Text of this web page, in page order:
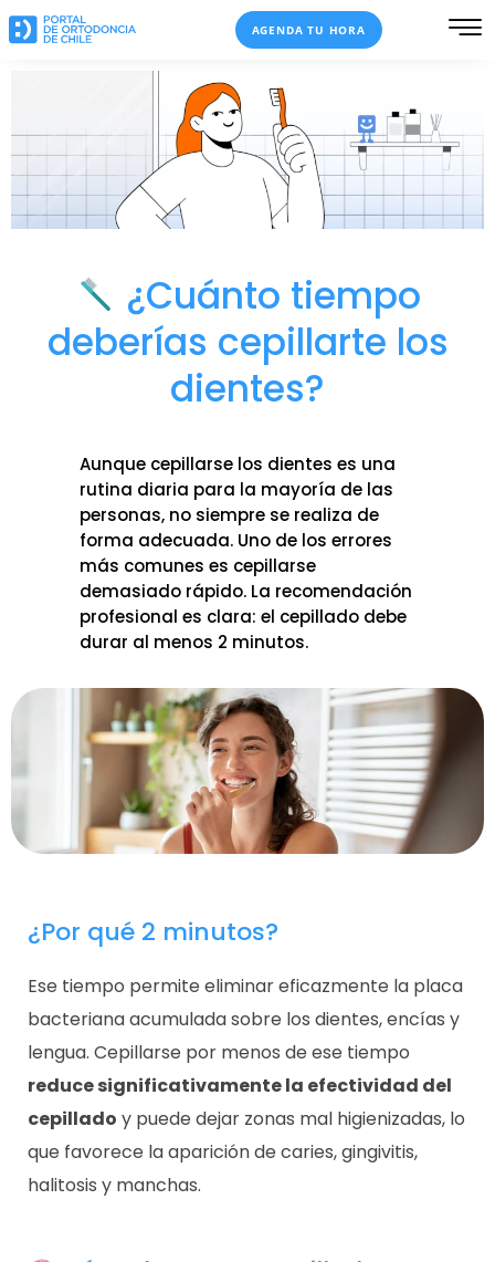
AGENDA TU HORA
¿Cuánto tiempo
deberías cepillarte los
dientes?
Aunque cepillarse los dientes es una
rutina diaria para la mayoría de las
personas, no siempre se realiza de
forma adecuada. Uno de los errores
más comunes es cepillarse
demasiado rápido. La recomendación
profesional es clara: el cepillado debe
durar al menos 2 minutos.
¿Por qué 2 minutos?
Ese tiempo permite eliminar eficazmente la placa
bacteriana acumulada sobre los dientes, encías y
lengua. Cepillarse por menos de ese tiempo
reduce significativamente la efectividad del
cepillado y puede dejar zonas mal higienizadas, lo
que favorece la aparición de caries, gingivitis,
halitosis y manchas.